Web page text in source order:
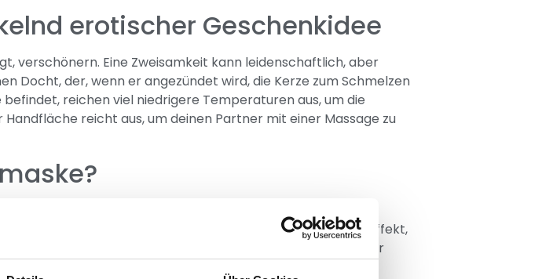
erotischer Geschenkidee
verschönern. Eine Zweisamkeit kann leidenschaftlich, aber
Docht, der, wenn er angezündet wird, die Kerze zum Schmelzen
reichen viel niedrigere Temperaturen aus, um die
reicht aus, um deinen Partner mit einer Massage zu
sie ausprobieren möchte, sollte mit einer Augenmaske
auf seine Sinne verlassen. Es gibt auch Masken mit Hauteffekt,
noch unvergesslicher machen. Es lohnt sich, sie mit der
zu machen.